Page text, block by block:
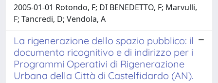
2005-01-01 Rotondo, F; DI BENEDETTO, F; Marvulli,
F; Tancredi, D; Vendola, A
La rigenerazione dello spazio pubblico: il
documento ricognitivo e di indirizzo per i
Programmi Operativi di Rigenerazione
Urbana della Città di Castelfidardo (AN).